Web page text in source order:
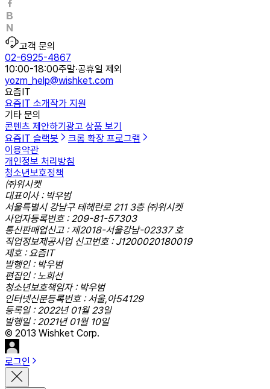
고객 문의
02-6925-4867
10:00-18:00주말·공휴일 제외
yozm_help@wishket.com
요즘IT
요즘IT 소개작가 지원
기타 문의
콘텐츠 제안하기 광고 상품 보기
요즘IT 슬랙봇
크롬 확장 프로그램
이용약관
개인정보 처리방침
청소년보호정책
㈜위시켓
대표이사 : 박우범
서울특별시 강남구 테헤란로 211 3층 ㈜위시켓
사업자등록번호 : 209-81-57303
통신판매업신고 : 제2018-서울강남-02337 호
직업정보제공사업 신고번호 : J1200020180019
제호 : 요즘IT
발행인 : 박우범
편집인 : 노희선
청소년보호책임자 : 박우범
인터넷신문등록번호 : 서울,아54129
등록일 : 2022년 01월 23일
발행일 : 2021년 01월 10일
© 2013 Wishket Corp.
로그인